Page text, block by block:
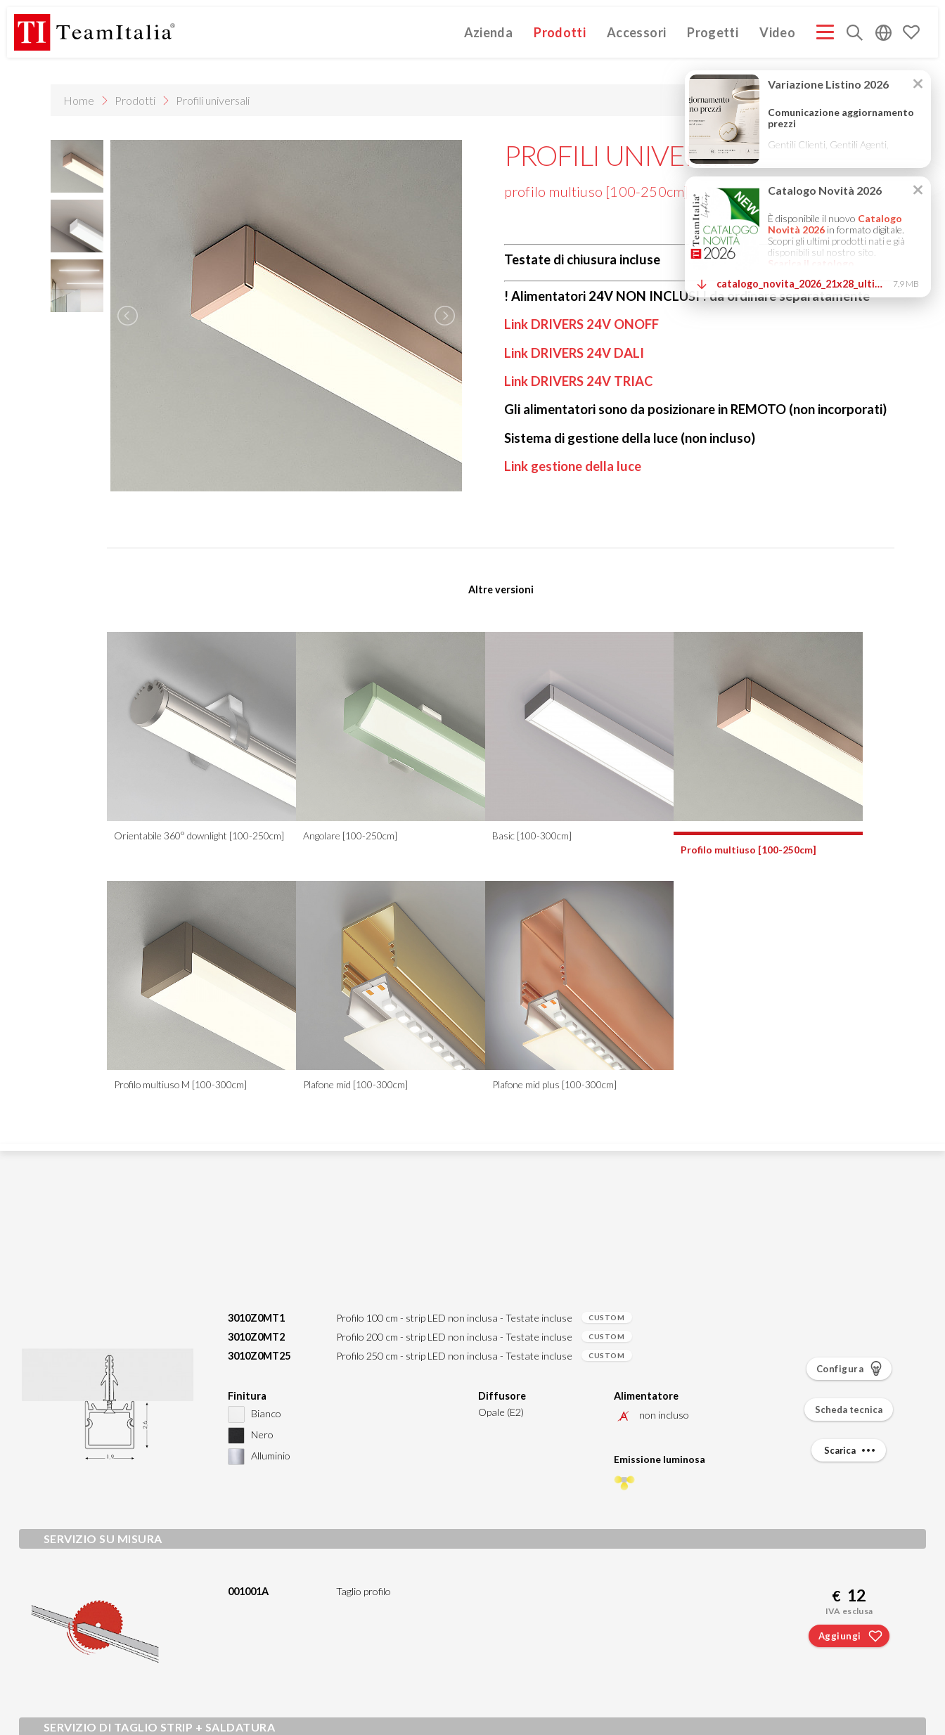
R Azienda Prodotti Accessori Progetti Video
Home Prodotti Profili universali
PROFILI UNIVERSALI
profilo multiuso [100-250cm]
Testate di chiusura incluse
! Alimentatori 24V NON INCLUSI ! da ordinare separatamente
Link DRIVERS 24V ONOFF
Link DRIVERS 24V DALI
Link DRIVERS 24V TRIAC
Gli alimentatori sono da posizionare in REMOTO (non incorporati)
Sistema di gestione della luce (non incluso)
Link gestione della luce
3010Z0MT1 Profilo 100 cm - strip LED non inclusa - Testate incluse CUSTOM
3010Z0MT2 Profilo 200 cm - strip LED non inclusa - Testate incluse CUSTOM
3010Z0MT25 Profilo 250 cm - strip LED non inclusa - Testate incluse CUSTOM
Finitura
Bianco
Nero
Alluminio
Diffusore
Opale (E2)
Alimentatore
non incluso
Emissione luminosa
Configura
Scheda tecnica
Scarica
SERVIZIO SU MISURA
001001A Taglio profilo € 12
IVA esclusa
Aggiungi
SERVIZIO DI TAGLIO STRIP + SALDATURA